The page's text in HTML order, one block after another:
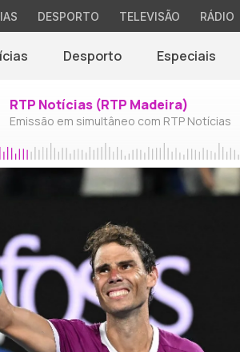
DESPORTO TELEVISÃO RÁDIO
Desporto Especiais
RTP Notícias (RTP Madeira)
Emissão em simultâneo com RTP Notícias